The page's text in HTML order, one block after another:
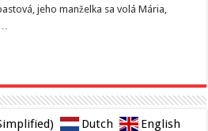
jeho manželka sa volá Mária,
Dutch
English